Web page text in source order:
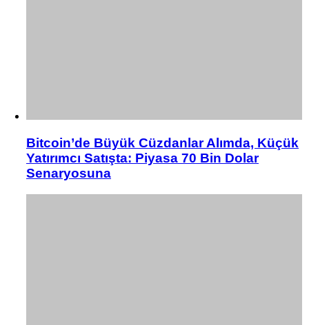
Bitcoin’de Büyük Cüzdanlar Alımda, Küçük
Yatırımcı Satışta: Piyasa 70 Bin Dolar
Senaryosuna